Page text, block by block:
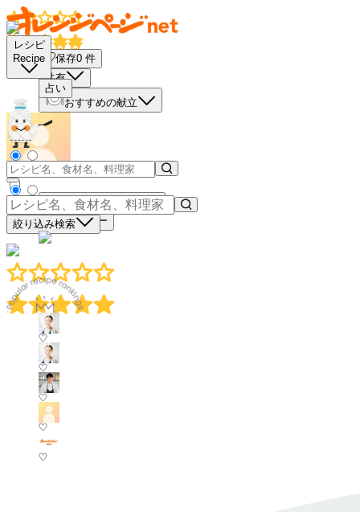
レシピ
Recipe
占い
絞り込み検索
保存0 件
共有
おすすめの献立
買い物リストに入れる
材料コピー